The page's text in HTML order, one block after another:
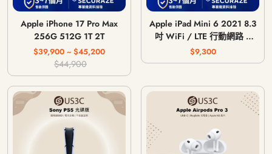
Apple iPhone 17 Pro Max
256G 512G 1T 2T
$39,900 ~ $45,200
$44,900
Apple iPad Mini 6 2021 8.3
吋 WiFi / LTE 行動網路 /
64G 256G
$9,300